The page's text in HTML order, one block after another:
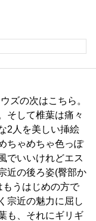
ズの次はこちら。
そして椎葉は痛々
2人を美しい挿絵
ちゃめちゃ色っぽ
でいいけれどエス
近の後ろ姿(臀部か
もうはじめの方で
宗近の魅力に屈し
も、それにギリギ